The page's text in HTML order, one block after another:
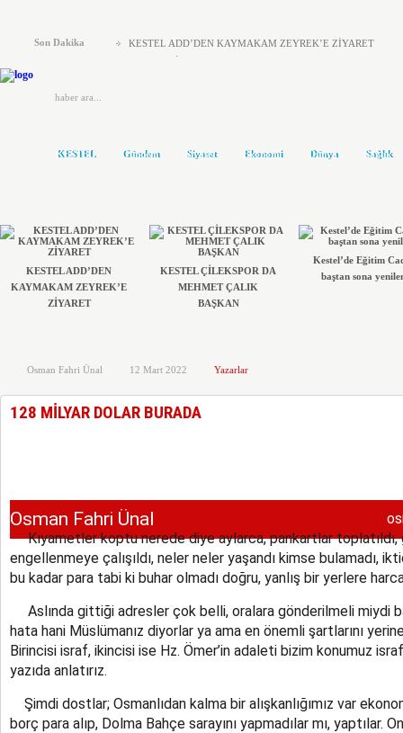
Son Dakika
KESTEL ADD’DEN KAYMAKAM ZEYREK’E ZİYARET
HAKETMEYENLER KOLTUKTA..!
KESTEL Gündem Siyaset Ekonomi Dünya Sağlık
KESTEL ADD’DEN
KAYMAKAM ZEYREK’E
ZİYARET
KESTEL ÇİLEKSPOR DA
MEHMET ÇALIK
BAŞKAN
Kestel’de Eğitim
baştan sona
Osman Fahri Ünal 12 Mart 2022 Yazarlar
128 MİLYAR DOLAR BURADA
Osman Fahri Ünal
Kıyametler koptu nerede diye aylarca, pankartlar toplatıldı,
engellenmeye çalışıldı, neler neler yaşandı kimse bulamadı,
bu kadar para tabi ki buhar olmadı doğru, yanlış bir yerlere
Aslında gittiği adresler çok belli, oralara gönderilmeli miydi
hata hani Müslümanız diyorlar ya ama en önemli şartlarını
Birincisi israf, ikincisi ise Hz. Ömer’in adaleti bizim konumuz
yazıda anlatırız.
Şimdi dostlar; Osmanlıdan kalma bir alışkanlığımız var
borç para alıp, Dolma Bahçe sarayını yapmadılar mı, yaptılar.